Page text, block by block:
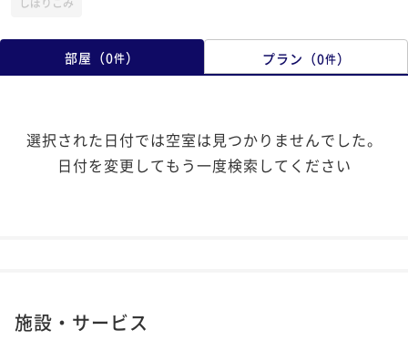
部屋 （0件） プラン （0件）
選択された日付では空室は見つかりませんでした。
日付を変更してもう一度検索してください
施設・サービス